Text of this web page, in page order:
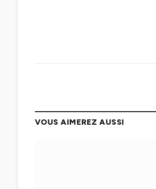
VOUS AIMEREZ AUSSI